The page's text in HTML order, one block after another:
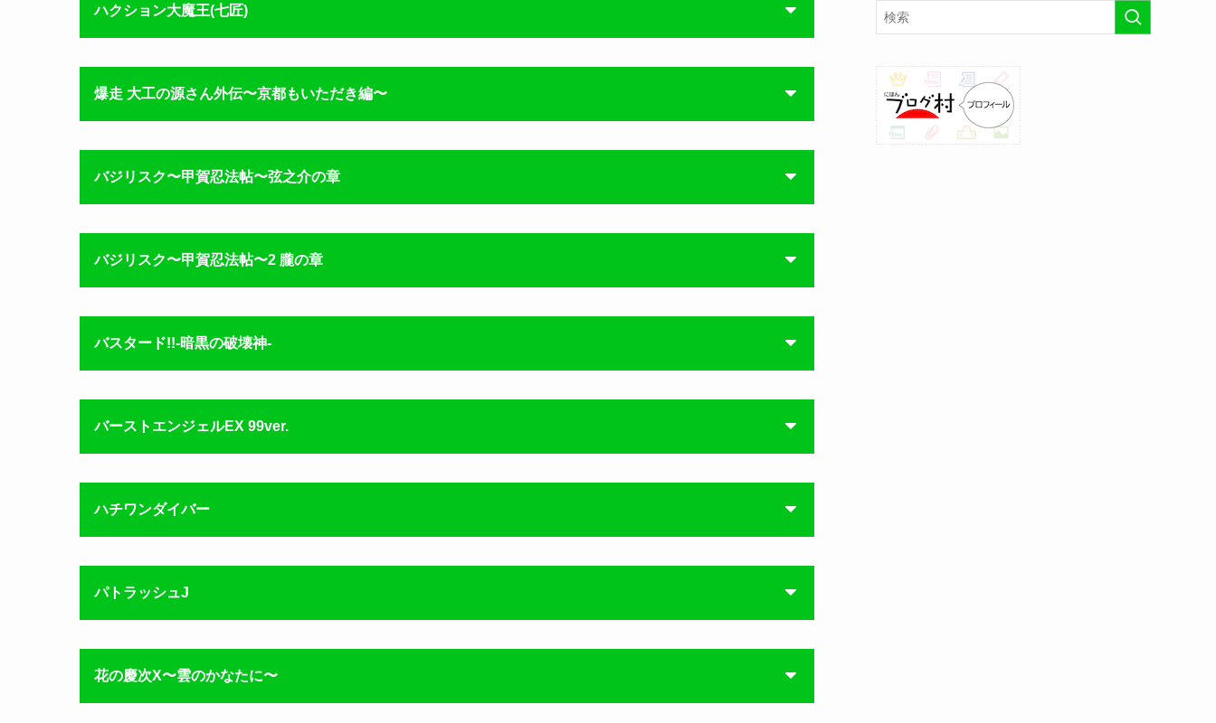
ハクション大魔王(七匠)
爆走 大工の源さん外伝〜京都もいただき編〜
バジリスク〜甲賀忍法帖〜弦之介の章
バジリスク〜甲賀忍法帖〜2 朧の章
バスタード!!-暗黒の破壊神-
バーストエンジェルEX 99ver.
ハチワンダイバー
パトラッシュJ
花の慶次X〜雲のかなたに〜